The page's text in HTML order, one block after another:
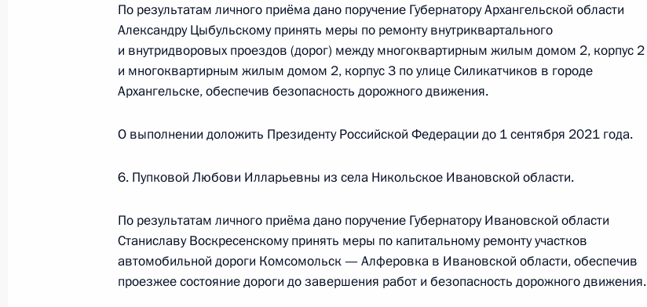
работы в Свердловской области мобильной приёмной Президента Российской
Федерации
Продолжен контроль исполнения поручения, данного по итогам личного приема
по поручению Президента Российской Федерации помощником Президента
Российской Федерации по приёму граждан в Москве 11 декабря 2019 года
27 октября 2020 года, 21:29
По результатам личного приёма дано поручение Губернатору Архангельской области
Александру Цыбульскому принять меры по ремонту внутриквартального
и внутридворовых проездов (дорог) между многоквартирным жилым домом 2, корпус 2
и многоквартирным жилым домом 2, корпус 3 по улице Силикатчиков в городе
Архангельске, обеспечив безопасность дорожного движения.
О выполнении доложить Президенту Российской Федерации до 1 сентября 2021 года.
6. Пупковой Любови Илларьевны из села Никольское Ивановской области.
По результатам личного приёма дано поручение Губернатору Ивановской области
Станиславу Воскресенскому принять меры по капитальному ремонту участков
автомобильной дороги Комсомольск — Алферовка в Ивановской области, обеспечив
проезжее состояние дороги до завершения работ и безопасность дорожного движения.